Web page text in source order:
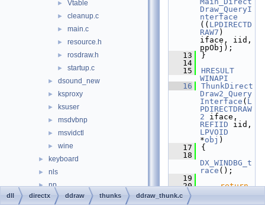
► Vtable
► cleanup.c
► main.c
► resource.h
► rosdraw.h
► startup.c
► dsound_new
► ksproxy
► ksuser
► msdvbnp
► msvidctl
► wine
► keyboard
► nls
► np
► ntdll
Draw_QueryI
nterface
(( LPDIRECTD
RAW7 )
iface, iid,
ppObj);
   13
}
   14
   15
HRESULT
WINAPI
   16
ThunkDirect
Draw2_Query
Interface ( L
PDIRECTDRAW
2
REFIID
LPVOID
*obj )
   17
{
   18
DX_WINDBG_t
race ();
   19
   20
return
dll directx ddraw thunks ddraw_thunk.c